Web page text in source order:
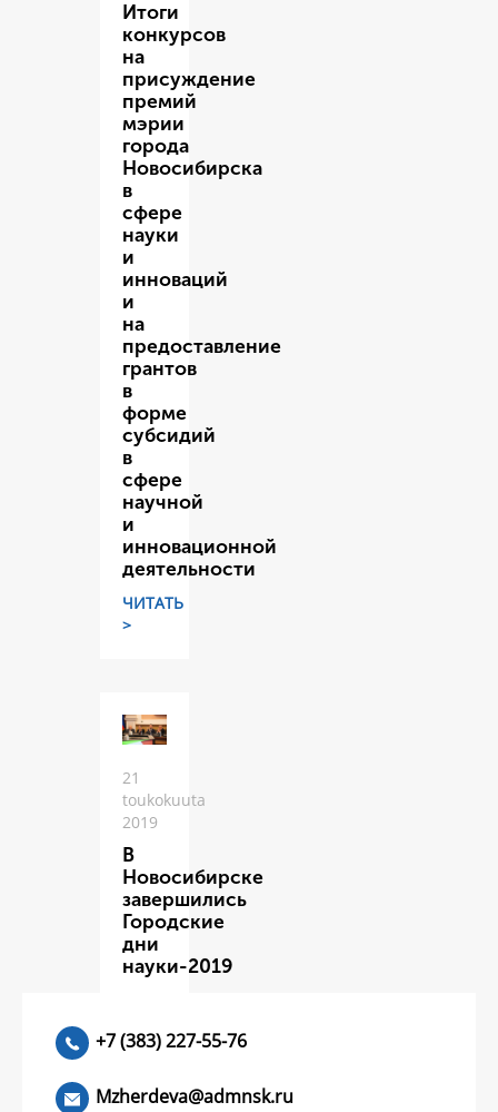
Итоги
конкурсов
на
присуждение
премий
мэрии
города
Новосибирска
в
сфере
науки
и
инноваций
и
на
предоставление
грантов
в
форме
субсидий
в
сфере
научной
и
инновационной
деятельности
ЧИТАТЬ
>
21
toukokuuta
2019
В
Новосибирске
завершились
Городские
дни
науки-2019
+7 (383) 227-55-76
Mzherdeva@admnsk.ru